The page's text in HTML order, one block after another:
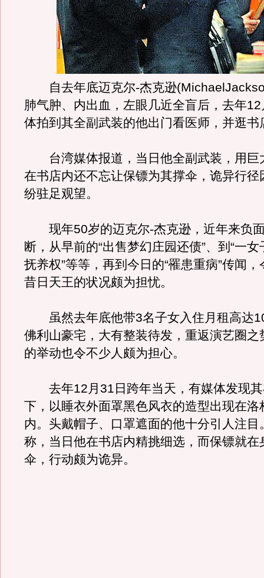
自去年底迈克尔-杰克逊
肺气肿、内出血，左眼几近全盲后，去年
体拍到其全副武装的他出门看医师，并逛书
台湾媒体报道，当日他全副武装，用巨
在书店内还不忘让保镖为其撑伞，诡异行径
纷驻足观望。
现年50岁的迈克尔-杰克逊，近年来负
断，从早前的“出售梦幻庄园还债”、到“一
抚养权”等等，再到今日的“罹患重病”传闻
昔日天王的状况颇为担忧。
虽然去年底他带3名子女入住月租高达
佛利山豪宅，大有整装待发，重返演艺圈之
的举动也令不少人颇为担心。
去年12月31日跨年当天，有媒体发现其
下，以睡衣外面罩黑色风衣的造型出现在洛
内。头戴帽子、口罩遮面的他十分引人注目
称，当日他在书店内精挑细选，而保镖就在
伞，行动颇为诡异。